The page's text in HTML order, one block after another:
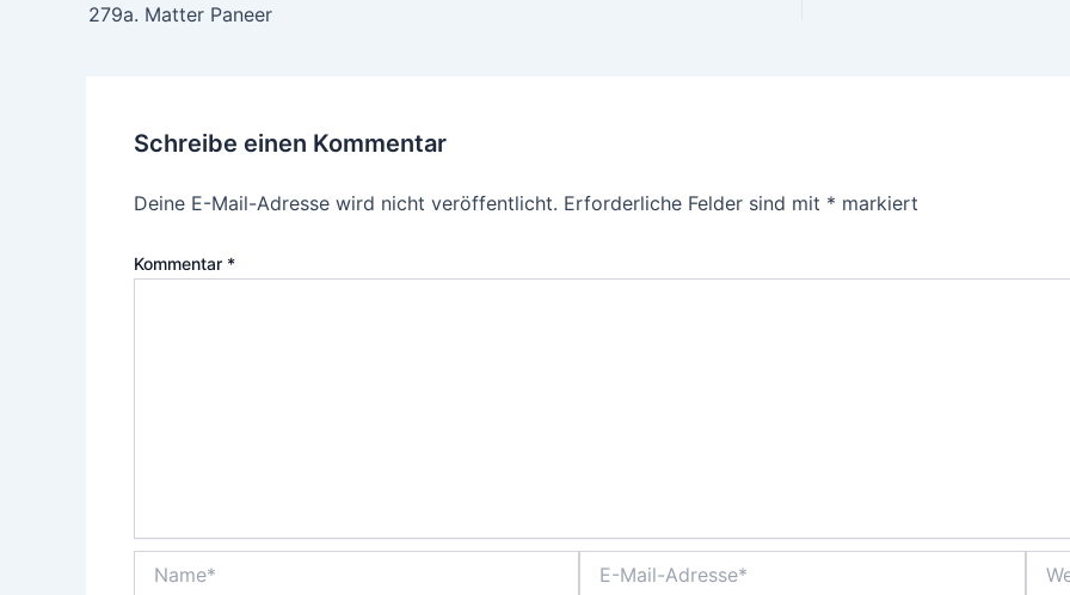
279a. Matter Paneer
Schreibe einen Kommentar
Deine E-Mail-Adresse wird nicht veröffentlicht. Erforderliche Felder sind mit * markiert
Kommentar *
Mail-